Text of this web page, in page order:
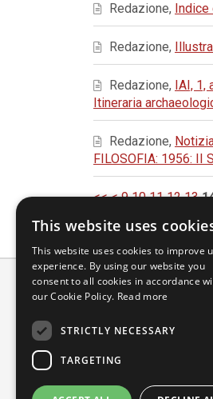
Redazione, Indice
Redazione,
Redazione, IAI, 1,
Itineraria
Redazione,
FILOSOFIA: 1956: II
<< < 9 10 11 12 13
Scuola Normale
Piazza dei Cavalieri,
Partita IVA
This website uses
This website uses cookies to improve
experience. By using our website you
consent to all cookies in accordance
our Cookie Policy. Read more
STRICTLY NECESSARY
TARGETING